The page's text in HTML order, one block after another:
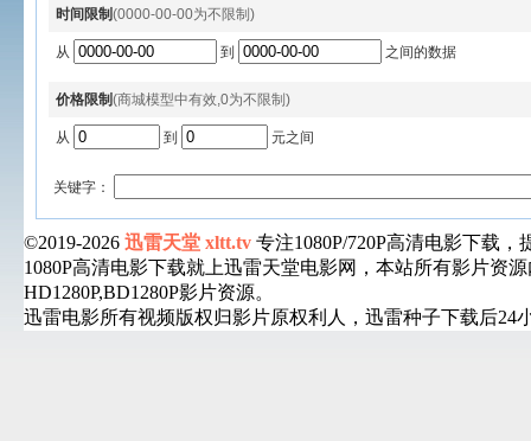
时间限制(0000-00-00为不限制)
从 到 之间的数据
价格限制(商城模型中有效,0为不限制)
从 到 元之间
关键字：
©2019-2026 迅雷天堂 xltt.tv 专注1080P/720P高清电影下载
1080P高清电影下载就上迅雷天堂电影网，本站所有影片资
HD1280P,BD1280P影片资源。
迅雷电影所有视频版权归影片原权利人，迅雷种子下载后